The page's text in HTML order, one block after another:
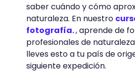
saber cuándo y cómo
naturaleza. En nuestro
fotografía., aprende de
profesionales de
lleves esto a tu país de
siguiente expedición.